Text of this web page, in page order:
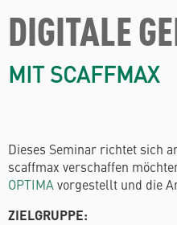
DIGITALE
MIT SCAFFMAX
Dieses Seminar richtet sich
scaffmax verschaffen
OPTIMA vorgestellt und die
ZIELGRUPPE: